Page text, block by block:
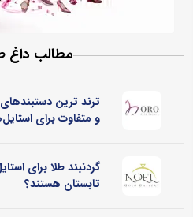
مطالب داغ
ترند ترین
و متفاوت برای
گردنبند طلا برای
تابستان هستند؟